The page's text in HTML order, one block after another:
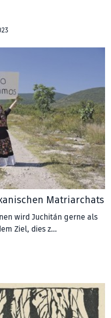
Matriarchats
wird Juchitán gerne als
Ziel, dies z…